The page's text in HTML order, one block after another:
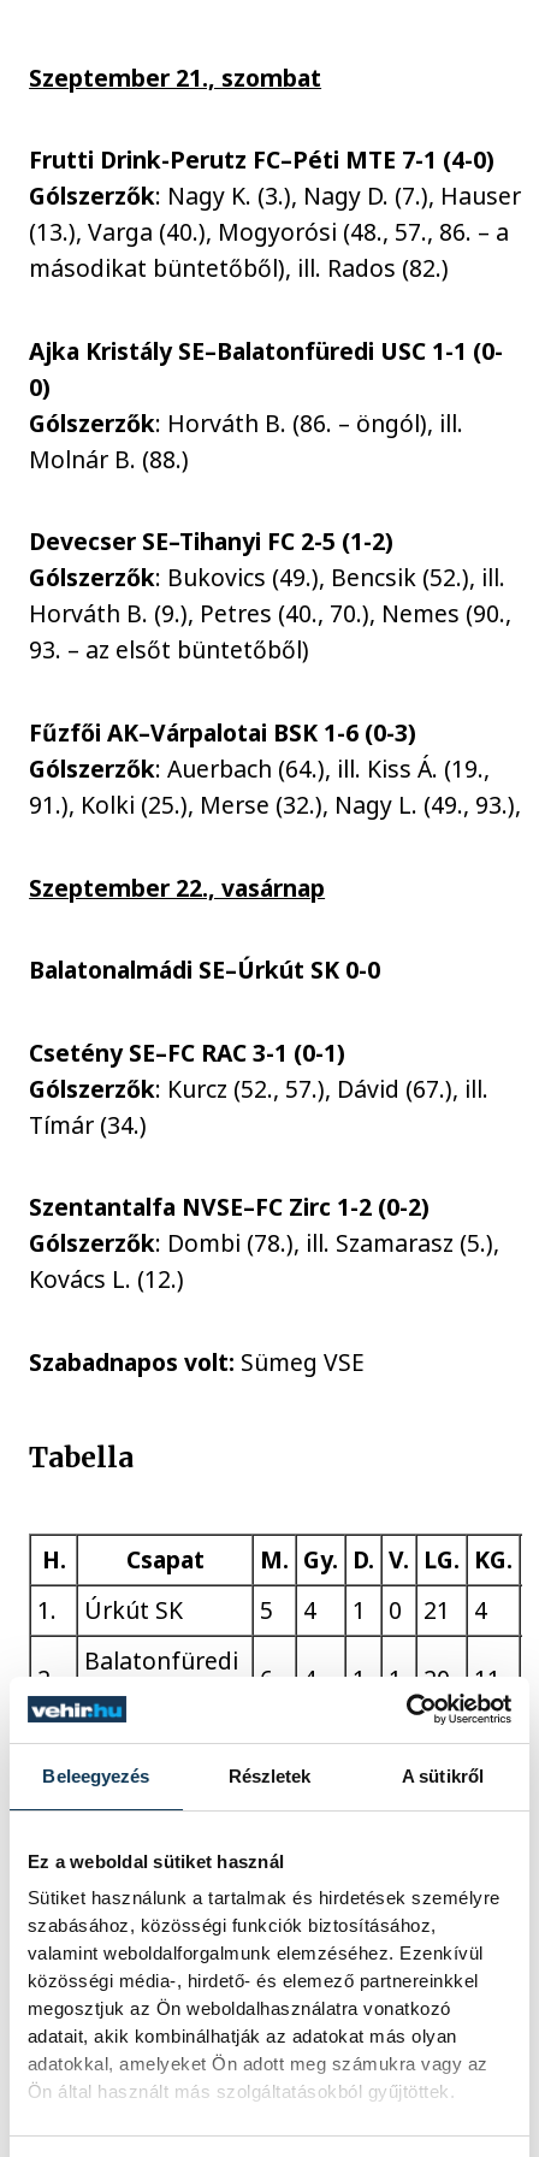
Beleegyezés Részletek A sütikről
Ez a weboldal sütiket használ
Sütiket használunk a tartalmak és hirdetések személyre
szabásához, közösségi funkciók biztosításához,
valamint weboldalforgalmunk elemzéséhez. Ezenkívül
közösségi média-, hirdető- és elemező partnereinkkel
megosztjuk az Ön weboldalhasználatra vonatkozó
adatait, akik kombinálhatják az adatokat más olyan
adatokkal, amelyeket Ön adott meg számukra vagy az
Ön által használt más szolgáltatásokból gyűjtöttek.
Szeptember 21., szombat
Frutti Drink-Perutz FC–Péti MTE 7-1 (4-0)
Gólszerzők: Nagy K. (3.), Nagy D. (7.), Hauser
(13.), Varga (40.), Mogyorósi (48., 57., 86. – a
másodikat büntetőből), ill. Rados (82.)
Ajka Kristály SE–Balatonfüredi USC 1-1 (0-
0)
Gólszerzők: Horváth B. (86. – öngól), ill.
Molnár B. (88.)
Devecser SE–Tihanyi FC 2-5 (1-2)
Gólszerzők: Bukovics (49.), Bencsik (52.), ill.
Horváth B. (9.), Petres (40., 70.), Nemes (90.,
93. – az elsőt büntetőből)
Fűzfői AK–Várpalotai BSK 1-6 (0-3)
Gólszerzők: Auerbach (64.), ill. Kiss Á. (19.,
91.), Kolki (25.), Merse (32.), Nagy L. (49., 93.),
Szeptember 22., vasárnap
Balatonalmádi SE–Úrkút SK 0-0
Csetény SE–FC RAC 3-1 (0-1)
Gólszerzők: Kurcz (52., 57.), Dávid (67.), ill.
Tímár (34.)
Szentantalfa NVSE–FC Zirc 1-2 (0-2)
Gólszerzők: Dombi (78.), ill. Szamarasz (5.),
Kovács L. (12.)
Szabadnapos volt: Sümeg VSE
Tabella
H. Csapat M. Gy. D. V. LG. KG.
1.
Úrkút SK 5 4 1 0 21 4
2.
Balatonfüredi
USC
6 4 1 1 20 11
3. Tihanyi FC 5 4 0 1 23 8
5.
Frutti Drink-
Perutz FC
4
6.
Várpalotai
BSK
5 3 0 2 15 10
7. Csetény SE 6 3 0 3 13
8.
Sümeg VSE 4 2 2 0 7 5
9. 6 2 0 4 11 12